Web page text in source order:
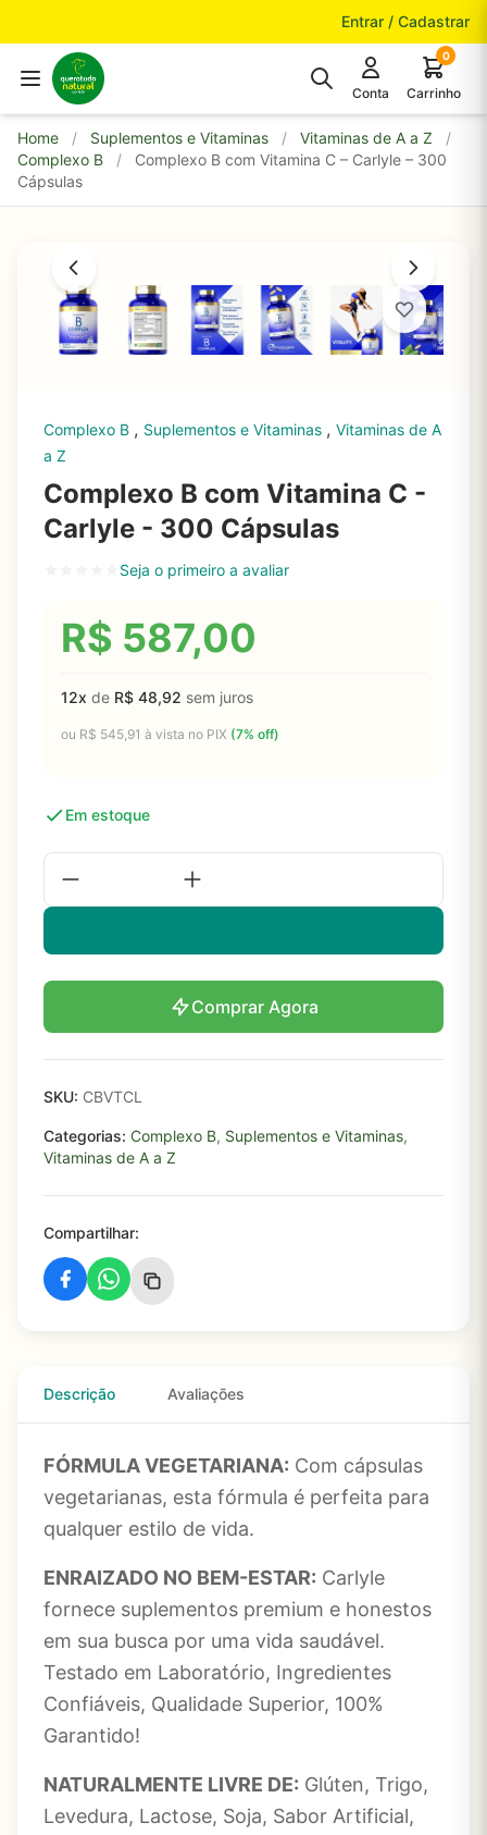
Entrar / Cadastrar
Conta
0
Carrinho
Home / Suplementos e Vitaminas / Vitaminas de A a Z
/
Complexo B
/
Complexo B com Vitamina C – Carlyle – 300
Cápsulas
Complexo B , Suplementos e Vitaminas , Vitaminas de A
a Z
Complexo B com Vitamina C -
Carlyle - 300 Cápsulas
Seja o primeiro a avaliar
R$ 587,00
12x de R$ 48,92 sem juros
ou R$ 545,91 à vista no PIX (7% off)
Em estoque
Comprar Agora
SKU: CBVTCL
Categorias: Complexo B, Suplementos e Vitaminas,
Vitaminas de A a Z
Compartilhar:
Descrição Avaliações
FÓRMULA VEGETARIANA: Com cápsulas
vegetarianas, esta fórmula é perfeita para
qualquer estilo de vida.
ENRAIZADO NO BEM-ESTAR: Carlyle
fornece suplementos premium e honestos
em sua busca por uma vida saudável.
Testado em Laboratório, Ingredientes
Confiáveis, Qualidade Superior, 100%
Garantido!
NATURALMENTE LIVRE DE: Glúten, Trigo,
Levedura, Lactose, Soja, Sabor Artificial,